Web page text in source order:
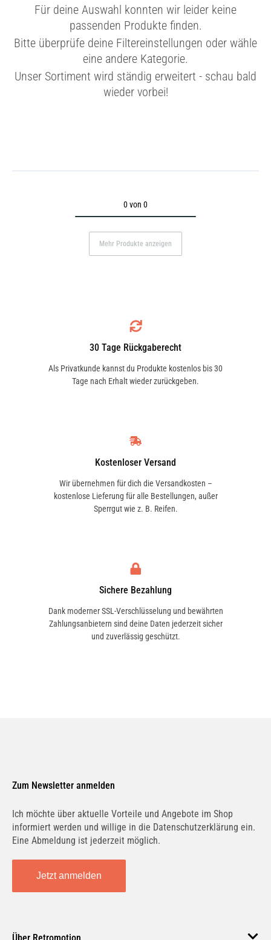
Für deine Auswahl konnten wir leider keine
passenden Produkte finden.
Bitte überprüfe deine Filtereinstellungen oder wähle
eine andere Kategorie.
Unser Sortiment wird ständig erweitert - schau bald
wieder vorbei!
0 von 0
Mehr Produkte anzeigen
30 Tage Rückgaberecht
Als Privatkunde kannst du Produkte kostenlos bis 30
Tage nach Erhalt wieder zurückgeben.
Kostenloser Versand
Wir übernehmen für dich die Versandkosten –
kostenlose Lieferung für alle Bestellungen, außer
Sperrgut wie z. B. Reifen.
Sichere Bezahlung
Dank moderner SSL-Verschlüsselung und bewährten
Zahlungsanbietern sind deine Daten jederzeit sicher
und zuverlässig geschützt.
Zum Newsletter anmelden
Ich möchte über aktuelle Vorteile und Angebote im Shop
informiert werden und willige in die Datenschutzerklärung ein.
Eine Abmeldung ist jederzeit möglich.
Jetzt anmelden